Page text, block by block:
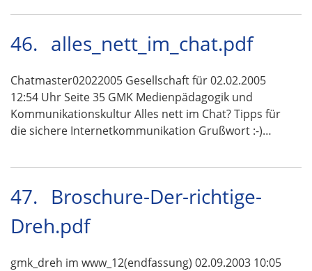
46. alles_nett_im_chat.pdf
Chatmaster02022005 Gesellschaft für 02.02.2005
12:54 Uhr Seite 35 GMK Medienpädagogik und
Kommunikationskultur Alles nett im Chat? Tipps für
die sichere Internetkommunikation Grußwort :-)…
47. Broschure-Der-richtige-
Dreh.pdf
gmk_dreh im www_12(endfassung) 02.09.2003 10:05